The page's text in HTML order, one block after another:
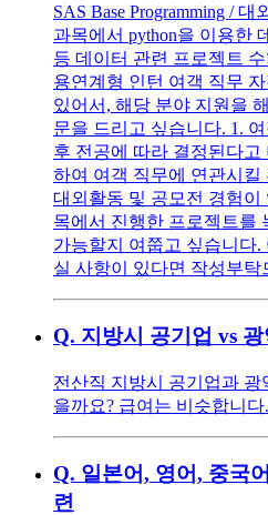
SAS Base Programming /
과목에서 python을 이용한
등 데이터 관련 프로젝트
용연계형 인턴 여객 직무
있어서, 해당 분야 지원을
문을 드리고 싶습니다. 1.
후 전공에 따라 결정된다
하여 여객 직무에 연관시킬
대외활동 및 공모전 경험
목에서 진행한 프로젝트를
가능할지 여쭙고 싶습니다
실 사항이 있다면 작성부
Q. 지방시 공기업 vs
전산직 지방시 공기업과
을까요? 급여는 비슷합니다.
Q. 일본어, 영어, 중국
련